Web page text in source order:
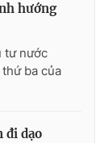
hướng
tư nước
ba của
đi dạo